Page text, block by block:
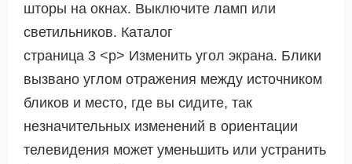
шторы на окнах. Выключите ламп или
светильников. Каталог
страница 3 <р> Изменить угол экрана. Блики
вызвано углом отражения между источником
бликов и место, где вы сидите, так
незначительных изменений в ориентации
телевидения может уменьшить или устранить